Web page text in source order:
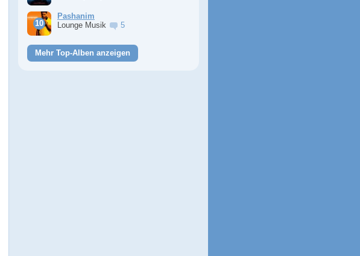
Pashanim
Lounge Musik
5
Mehr Top-Alben anzeigen